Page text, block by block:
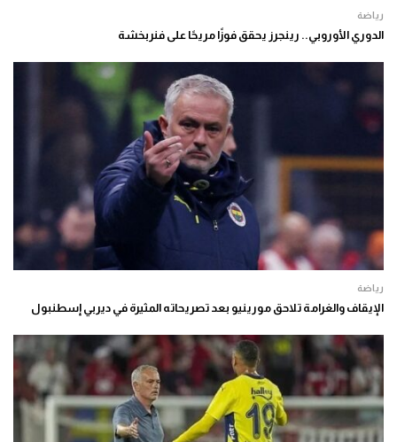
رياضة
الدوري الأوروبي.. رينجرز يحقق فوزًا مريحًا على فنربخشة
رياضة
الإيقاف والغرامة تلاحق مورينيو بعد تصريحاته المثيرة في ديربي إسطنبول